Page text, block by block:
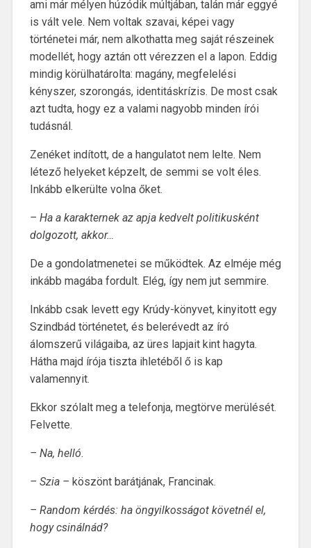
ami már mélyen húzódik múltjában, talán már eggyé
is vált vele. Nem voltak szavai, képei vagy
történetei már, nem alkothatta meg saját részeinek
modellét, hogy aztán ott vérezzen el a lapon. Eddig
mindig körülhatárolta: magány, megfelelési
kényszer, szorongás, identitáskrízis. De most csak
azt tudta, hogy ez a valami nagyobb minden írói
tudásnál.
Zenéket indított, de a hangulatot nem lelte. Nem
létező helyeket képzelt, de semmi se volt éles.
Inkább elkerülte volna őket.
– Ha a karakternek az apja kedvelt politikusként
dolgozott, akkor…
De a gondolatmenetei se működtek. Az elméje még
inkább magába fordult. Elég, így nem jut semmire.
Inkább csak levett egy Krúdy-könyvet, kinyitott egy
Szindbád történetet, és belerévedt az író
álomszerű világaiba, az üres lapjait kint hagyta.
Hátha majd írója tiszta ihletéből ő is kap
valamennyit.
Ekkor szólalt meg a telefonja, megtörve merülését.
Felvette.
– Na, helló.
– Szia – köszönt barátjának, Francinak.
– Random kérdés: ha öngyilkosságot követnél el,
hogy csinálnád?